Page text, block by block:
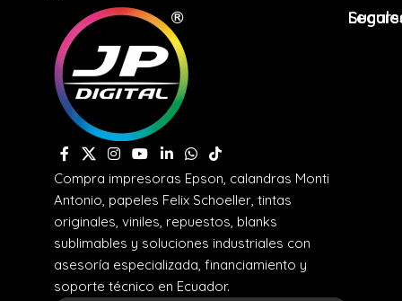
Compra impresoras Epson, calandras Monti
Antonio, papeles Felix Schoeller, tintas
originales, viniles, repuestos, blanks
sublimables y soluciones industriales con
asesoría especializada, financiamiento y
soporte técnico en Ecuador.